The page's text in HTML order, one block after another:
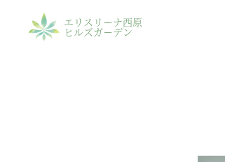
エリスリーナ西原
ヒルズガーデン